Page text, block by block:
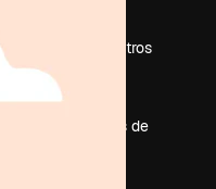
Sobre nosotros
Reviews
Empleo
Tendencias de